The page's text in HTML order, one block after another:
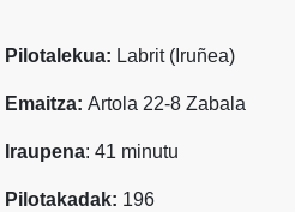
Pilotalekua: Labrit (Iruñea)
Emaitza: Artola 22-8 Zabala
Iraupena: 41 minutu
Pilotakadak: 196